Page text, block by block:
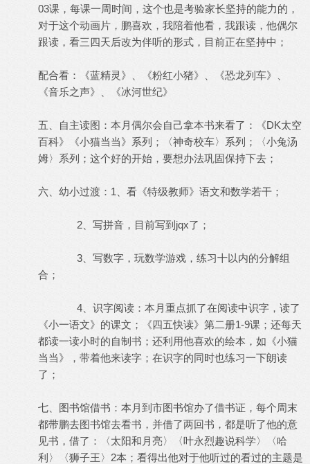
03课，每课一周时间，这个也是考验家长坚持的能力的，
对于这个动画片，鹏喜欢，我陪着他看，我跟读，他偶尔
跟读，看三四天后改为伴听的形式，目前正在坚持中；
配合看：《蓝精灵》、《粉红小猪》、《恐龙列车》、
《音乐之声》、《冰河世纪》
五、自主读图：本月偶尔会自己拿本书来看了：《DK太空
百科》《小猫当当》系列；〈神奇校车〉系列；〈小兔汤
姆〉系列；这个好的开始，要想办法巩固保持下去；
六、幼小过渡：1、看《特级教师》语文和数学若干；
2、写拼音，目前写到jqx了；
3、写数字，玩数学游戏，练习十以内的分解组
合；
4、识字阅读：本月重点抓了在阅读中识字，读了
《小一语文》的课文；《四五快读》第二册1-9课；还每天
都读一读小时的自制书；还利用他喜欢的绘本，如《小猫
当当》，带着他来读字；在识字的同时也练习一下朗读
了；
七、图书馆借书：本月到市图书馆办了借书证，每个周末
都带鹏去图书馆去看书，并借了两回书，都是听了他的意
见书，借了：〈太阳和月亮〉〈叶永烈趣说科学〉〈哈
利〉〈狮子王〉2本；看得出他对于他听过的看过的主题是